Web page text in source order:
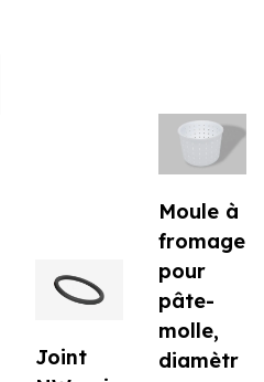
Joint
Moule à
fromage
pour
pâte-
molle,
diamètr